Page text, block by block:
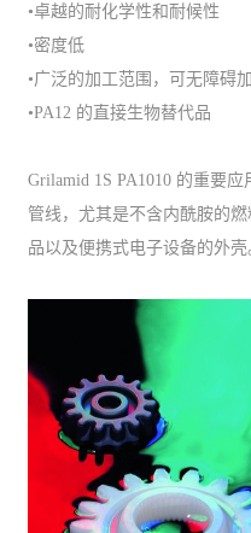
•卓越的耐化学性和耐候性
•密度低
•广泛的加工范围，可无障碍
•PA12 的直接生物替代品
Grilamid 1S PA1010 的重要
管线，尤其是不含内酰胺的
品以及便携式电子设备的外壳